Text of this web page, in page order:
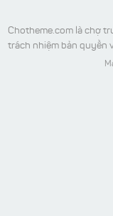
Chotheme.com là chợ
trách nhiệm bản quyền